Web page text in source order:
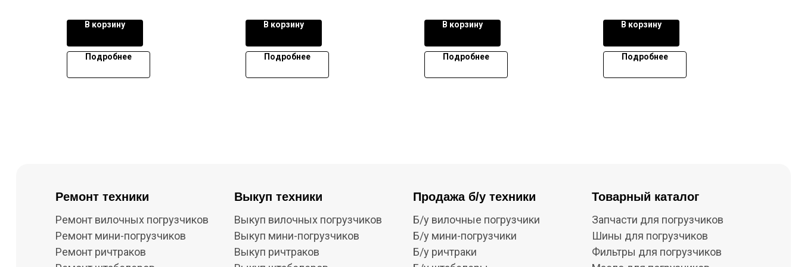
В корзину
Подробнее
В корзину
Подробнее
В корзину
Подробнее
В корзину
Подробнее
Ремонт вилочных погрузчиков
Ремонт мини-погрузчиков
Ремонт ричтраков
Ремонт техники Выкуп техники
Выкуп вилочных погрузчиков
Выкуп мини-погрузчиков
Выкуп ричтраков
Продажа б/у техники
Б/у вилочные погрузчики
Б/у мини-погрузчики
Б/у ричтраки
Товарный каталог
Запчасти для погрузчиков
Шины для погрузчиков
Фильтры для погрузчиков